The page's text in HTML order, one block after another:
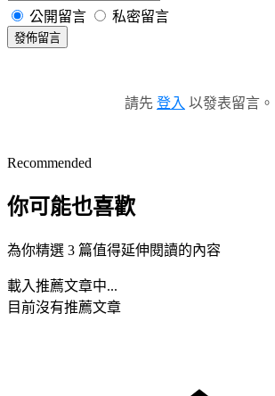
公開留言 私密留言
發佈留言
請先 登入 以發表留言。
Recommended
你可能也喜歡
為你精選 3 篇值得延伸閱讀的內容
載入推薦文章中...
目前沒有推薦文章